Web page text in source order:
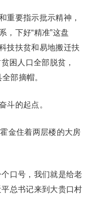
重要指示批示精神，
，下好“精准”这盘
技扶贫和易地搬迁扶
困人口全部脱贫，
部摘帽。
斗的起点。
金住着两层楼的大房
口号，我们就是给老
总书记来到大贵口村